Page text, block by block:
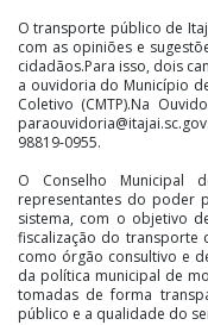
O transporte público de
com as opiniões e
cidadãos.Para isso, dois
a ouvidoria do Município
Coletivo (CMTP).Na
98819-0955.
O Conselho Municipal
representantes do poder
sistema, com o objetivo
fiscalização do transporte
como órgão consultivo e
da política municipal de
tomadas de forma
público e a qualidade do